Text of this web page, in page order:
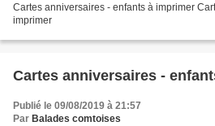
Cartes anniversaires - enfants à imprimer
imprimer
Cartes anniversaires -
Publié le 09/08/2019 à 21:57
Par Balades comtoises